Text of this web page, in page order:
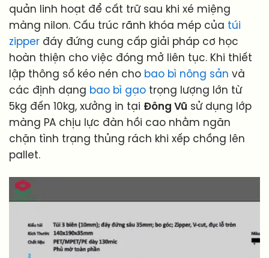
quản linh hoạt để cất trữ sau khi xé miệng
màng nilon. Cấu trúc rãnh khóa mép của túi
zipper đáy đứng cung cấp giải pháp cơ học
hoàn thiện cho việc đóng mở liên tục. Khi thiết
lập thông số kéo nén cho bao bì nông sản và
các định dạng bao bì gạo trọng lượng lớn từ
5kg đến 10kg, xưởng in tại Đông Vũ sử dụng lớp
màng PA chịu lực đàn hồi cao nhằm ngăn
chặn tình trạng thủng rách khi xếp chồng lên
pallet.